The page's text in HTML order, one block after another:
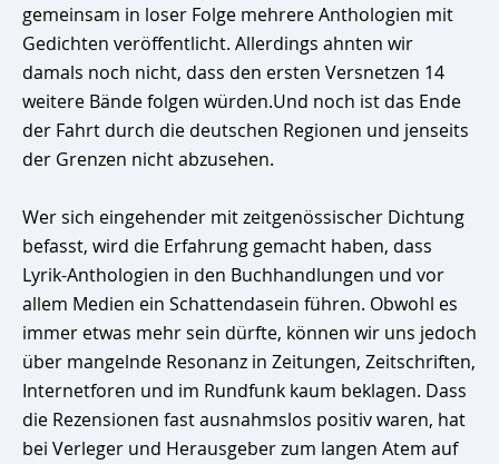
gemeinsam in loser Folge mehrere Anthologien mit
Gedichten veröffentlicht. Allerdings ahnten wir
damals noch nicht, dass den ersten Versnetzen 14
weitere Bände folgen würden.Und noch ist das Ende
der Fahrt durch die deutschen Regionen und jenseits
der Grenzen nicht abzusehen.
Wer sich eingehender mit zeitgenössischer Dichtung
befasst, wird die Erfahrung gemacht haben, dass
Lyrik-Anthologien in den Buchhandlungen und vor
allem Medien ein Schattendasein führen. Obwohl es
immer etwas mehr sein dürfte, können wir uns jedoch
über mangelnde Resonanz in Zeitungen, Zeitschriften,
Internetforen und im Rundfunk kaum beklagen. Dass
die Rezensionen fast ausnahmslos positiv waren, hat
bei Verleger und Herausgeber zum langen Atem auf